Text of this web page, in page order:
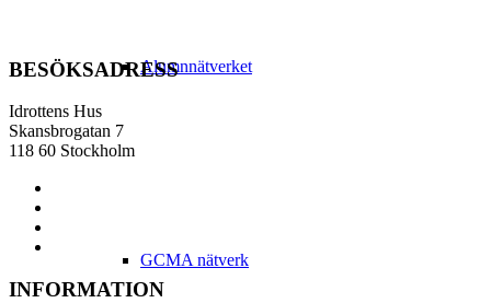
Alumnnätverket
GCMA nätverk
BESÖKSADRESS
Idrottens Hus
Skansbrogatan 7
118 60 Stockholm
INFORMATION